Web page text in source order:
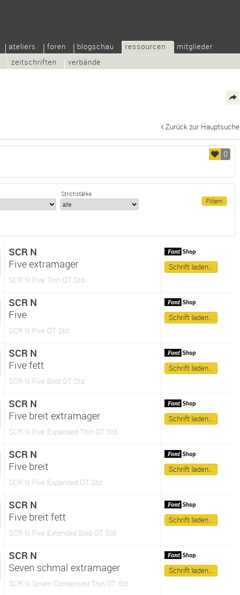
ateliers foren blogschau
ressourcen
zeitschriften verbände
mitglieder
Zurück zur Hauptsuche
0
Strichstärke
SCR N
Five extramager
SCR N Five Thin OT Std
Schrift laden…
SCR N
Five
SCR N Five OT Std
Schrift laden…
SCR N
Five fett
SCR N Five Bold OT Std
Schrift laden…
SCR N
Five breit extramager
SCR N Five Expanded Thin OT Std
Schrift laden…
SCR N
Five breit
SCR N Five Expanded OT Std
Schrift laden…
SCR N
Five breit fett
SCR N Five Extended Bold OT Std
Schrift laden…
SCR N
Seven schmal extramager
SCR N Seven Condensed Thin OT Std
Schrift laden…